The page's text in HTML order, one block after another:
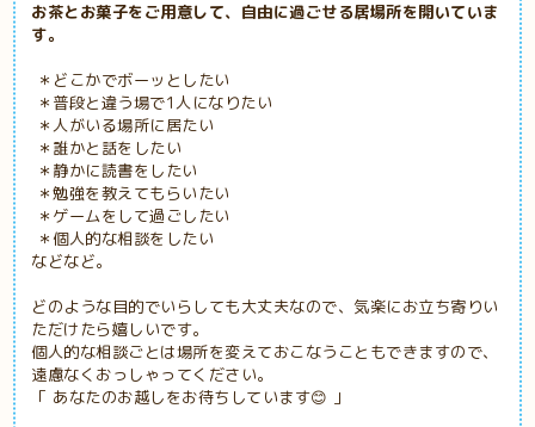
お茶とお菓子をご用意して、自由に過ごせる居場所を開いていま
す。
＊どこかでボーッとしたい
＊普段と違う場で1人になりたい
＊人がいる場所に居たい
＊誰かと話をしたい
＊静かに読書をしたい
＊勉強を教えてもらいたい
＊ゲームをして過ごしたい
＊個人的な相談をしたい
などなど。
どのような目的でいらしても大丈夫なので、気楽にお立ち寄りい
ただけたら嬉しいです。
個人的な相談ごとは場所を変えておこなうこともできますので、
遠慮なくおっしゃってください。
「 あなたのお越しをお待ちしています😊 」